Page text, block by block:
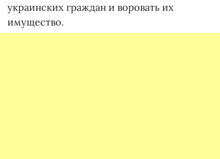
украинских граждан и воровать их
имущество.